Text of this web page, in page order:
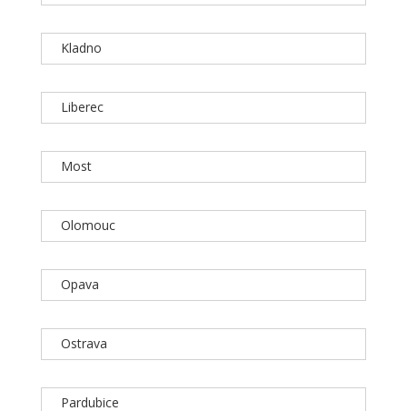
Kladno
Liberec
Most
Olomouc
Opava
Ostrava
Pardubice